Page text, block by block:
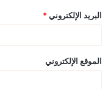
البريد الإلكتروني *
الموقع الإلكتروني